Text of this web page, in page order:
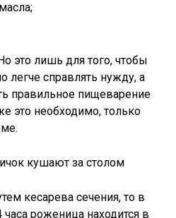
это лишь для того, чтобы
справлять нужду, а
правильное пищеварение
это необходимо, только
кесарева сечения, то в
роженица находится в